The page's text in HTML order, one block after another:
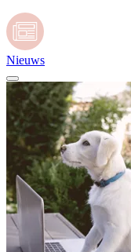
Nieuws